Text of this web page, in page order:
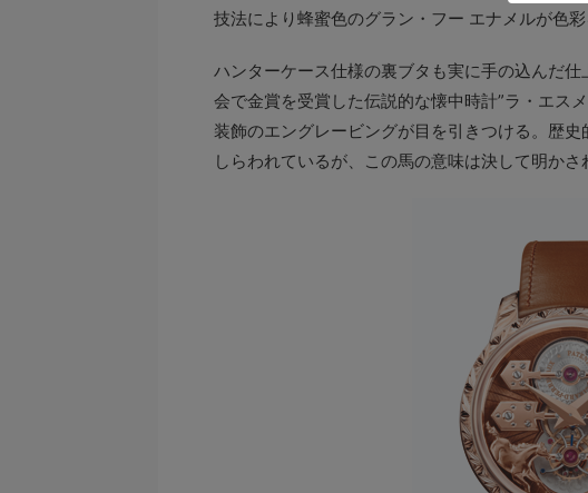
技法により蜂蜜色のグラン・フー エナメルが色彩
ハンターケース仕様の裏ブタも実に手の込んだ
会で金賞を受賞した伝説的な懐中時計”ラ・エス
装飾のエングレービングが目を引きつける。歴
しらわれているが、この馬の意味は決して明かさ